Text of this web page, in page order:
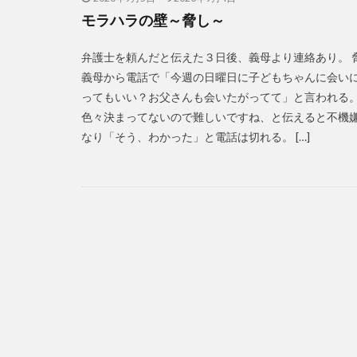
モラハラの壁～脅し～
弁護士を頼んだと伝えた３日後、義母より連絡あり。
義母から電話で「今週の日曜日に子どもちゃんに会い
ってもいい？お父さんも会いたがってて」と言われる。
色々決まってないので難しいですね、と伝えると不機
なり「そう、わかった」と電話は切れる。 […]